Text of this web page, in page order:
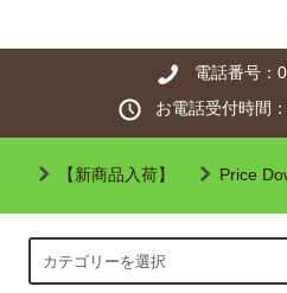
電話番号：
お電話受付時間
【新商品入荷】 Price